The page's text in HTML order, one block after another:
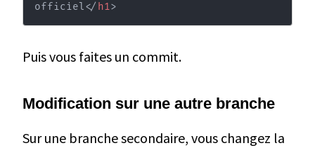
officiel</ h1>
Puis vous faites un commit.
Modification sur une autre branche
Sur une branche secondaire, vous changez la